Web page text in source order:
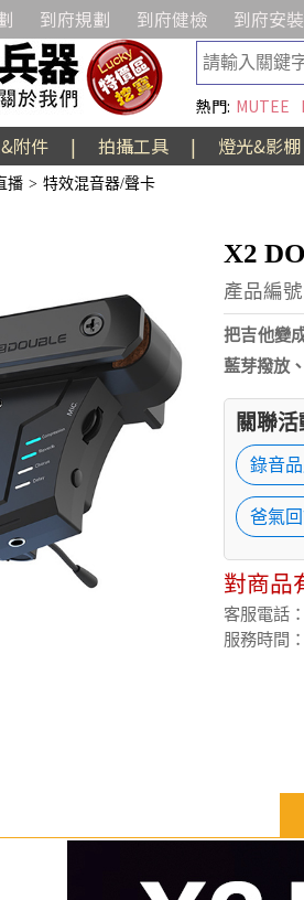
到府規劃 到府健檢 到府安裝
熱門: MUTEE
附件 | 拍攝工具 | 燈光&影棚
播 > 特效混音器/聲卡
X2
產品編
把吉他變
藍芽撥放
關聯
錄音
爸氣
對商品
客服電話
服務時間